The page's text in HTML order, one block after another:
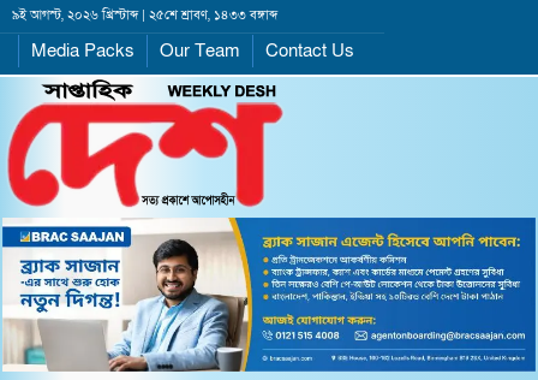
৯ই আগস্ট, ২০২৬ খ্রিস্টাব্দ | ২৫শে শ্রাবণ, ১৪৩৩ বঙ্গাব্দ
Media Packs Our Team Contact Us